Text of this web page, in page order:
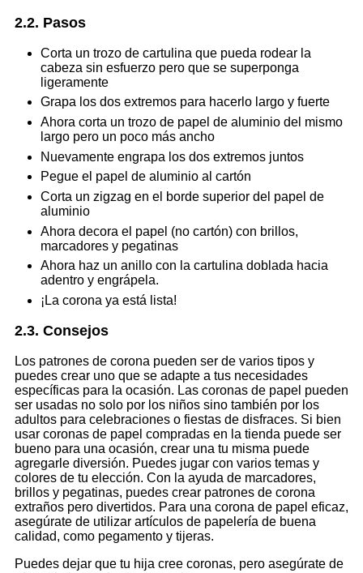
2.2. Pasos
Corta un trozo de cartulina que pueda rodear la
cabeza sin esfuerzo pero que se superponga
ligeramente
Grapa los dos extremos para hacerlo largo y fuerte
Ahora corta un trozo de papel de aluminio del mismo
largo pero un poco más ancho
Nuevamente engrapa los dos extremos juntos
Pegue el papel de aluminio al cartón
Corta un zigzag en el borde superior del papel de
aluminio
Ahora decora el papel (no cartón) con brillos,
marcadores y pegatinas
Ahora haz un anillo con la cartulina doblada hacia
adentro y engrápela.
¡La corona ya está lista!
2.3. Consejos
Los patrones de corona pueden ser de varios tipos y
puedes crear uno que se adapte a tus necesidades
específicas para la ocasión. Las coronas de papel pueden
ser usadas no solo por los niños sino también por los
adultos para celebraciones o fiestas de disfraces. Si bien
usar coronas de papel compradas en la tienda puede ser
bueno para una ocasión, crear una tu misma puede
agregarle diversión. Puedes jugar con varios temas y
colores de tu elección. Con la ayuda de marcadores,
brillos y pegatinas, puedes crear patrones de corona
extraños pero divertidos. Para una corona de papel eficaz,
asegúrate de utilizar artículos de papelería de buena
calidad, como pegamento y tijeras.
Puedes dejar que tu hija cree coronas, pero asegúrate de